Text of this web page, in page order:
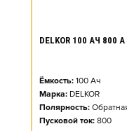
DELKOR 100 АЧ 800
Ёмкость: 100 Ач
Марка: DELKOR
Полярность:
Пусковой ток: 800